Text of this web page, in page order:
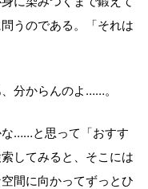
うのである。「それは
分からんのよ……。
……と思って「おすす
してみると、そこには
間に向かってずっとひ